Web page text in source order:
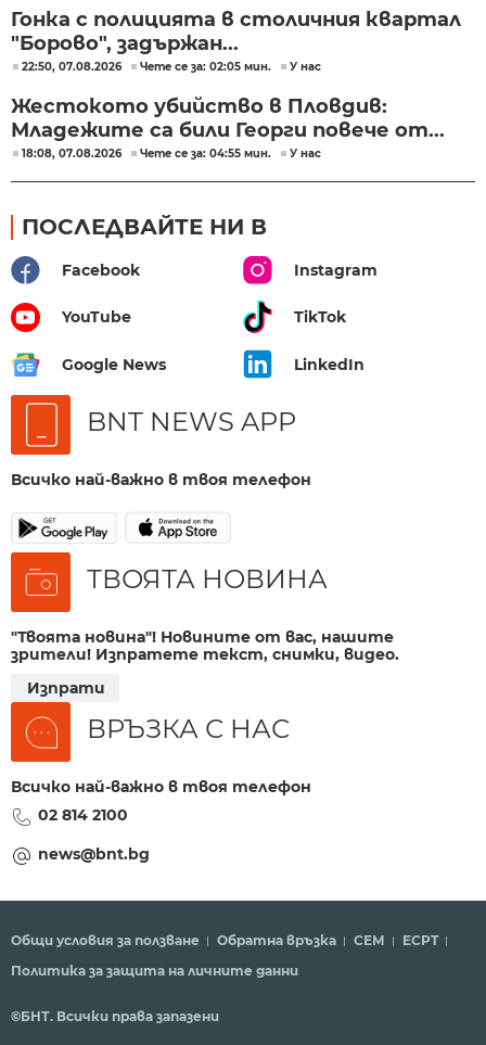
Гонка с полицията в столичния квартал
"Борово", задържан...
22:50, 07.08.2026 Чете се за: 02:05 мин. У нас
Жестокото убийство в Пловдив:
Младежите са били Георги повече от...
18:08, 07.08.2026 Чете се за: 04:55 мин. У нас
ПОСЛЕДВАЙТЕ НИ В
Facebook Instagram
YouTube TikTok
Google News LinkedIn
BNT NEWS APP
Всичко най-важно в твоя телефон
ТВОЯТА НОВИНА
"Твоята новина"! Новините от вас, нашите
зрители! Изпратете текст, снимки, видео.
Изпрати
ВРЪЗКА С НАС
Всичко най-важно в твоя телефон
02 814 2100
news@bnt.bg
Общи условия за ползване Обратна връзка СЕМ
ECPT
Политика за защита на личните данни
©БНТ. Всички права запазени